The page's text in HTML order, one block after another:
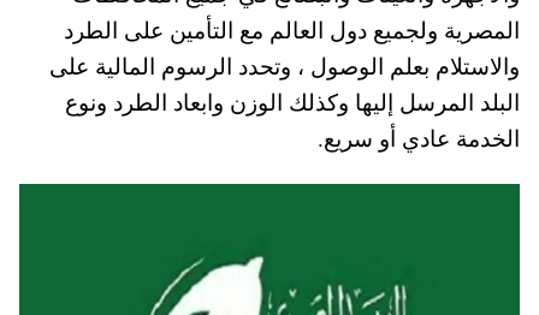
المصرية ولجميع دول العالم مع التأمين على الطرد
والاستلام بعلم الوصول ، وتحدد الرسوم المالية على
البلد المرسل إليها وكذلك الوزن وابعاد الطرد ونوع
الخدمة عادي أو سريع.